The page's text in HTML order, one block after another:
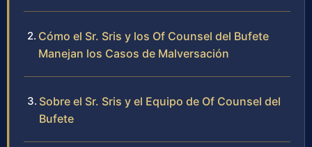
Cómo el Sr. Sris y los Of Counsel del Bufete
Manejan los Casos de Malversación
Sobre el Sr. Sris y el Equipo de Of Counsel del
Bufete